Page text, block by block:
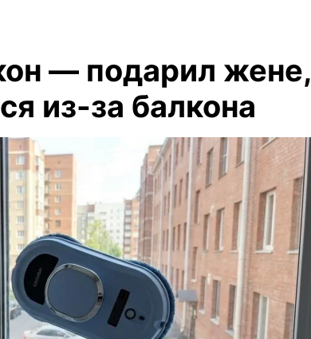
— подарил жене,
из-за балкона